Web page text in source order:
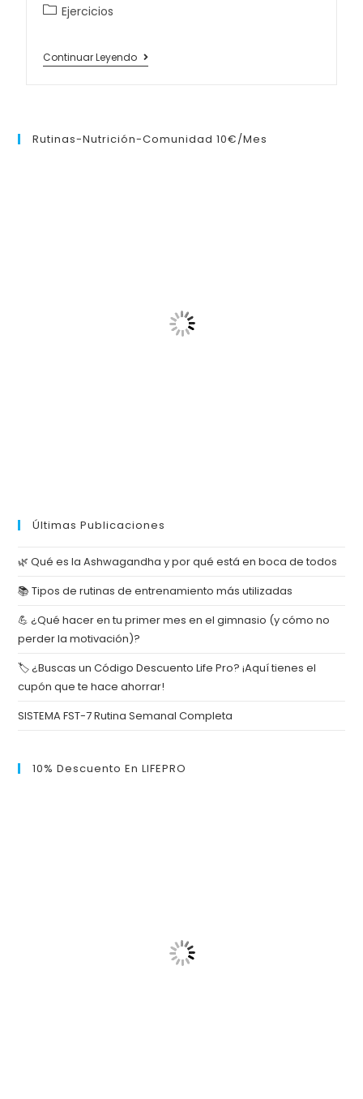
Ejercicios
Continuar Leyendo
Rutinas-Nutrición-Comunidad 10€/mes
Últimas Publicaciones
🌿 Qué es la Ashwagandha y por qué está en boca de todos
📚 Tipos de rutinas de entrenamiento más utilizadas
💪 ¿Qué hacer en tu primer mes en el gimnasio (y cómo no
perder la motivación)?
🏷️ ¿Buscas un Código Descuento Life Pro? ¡Aquí tienes el
cupón que te hace ahorrar!
SISTEMA FST-7 Rutina Semanal Completa
10% Descuento En LIFEPRO